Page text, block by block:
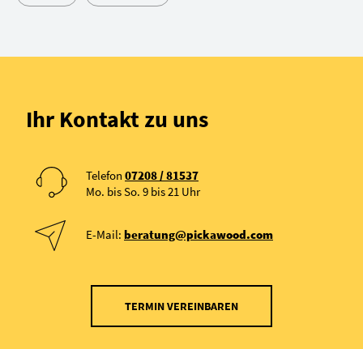
Ihr Kontakt zu uns
Telefon 07208 / 81537
Mo. bis So. 9 bis 21 Uhr
E-Mail: beratung@pickawood.com
TERMIN VEREINBAREN